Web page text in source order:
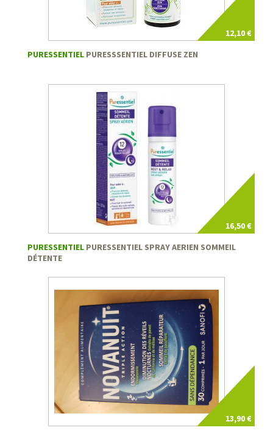
12,10 €
PURESSENTIEL PURESSSENTIEL DIFFUSE ZEN
16,50 €
PURESSENTIEL PURESSENTIEL SPRAY AERIEN SOMMEIL
DÉTENTE
13,90 €